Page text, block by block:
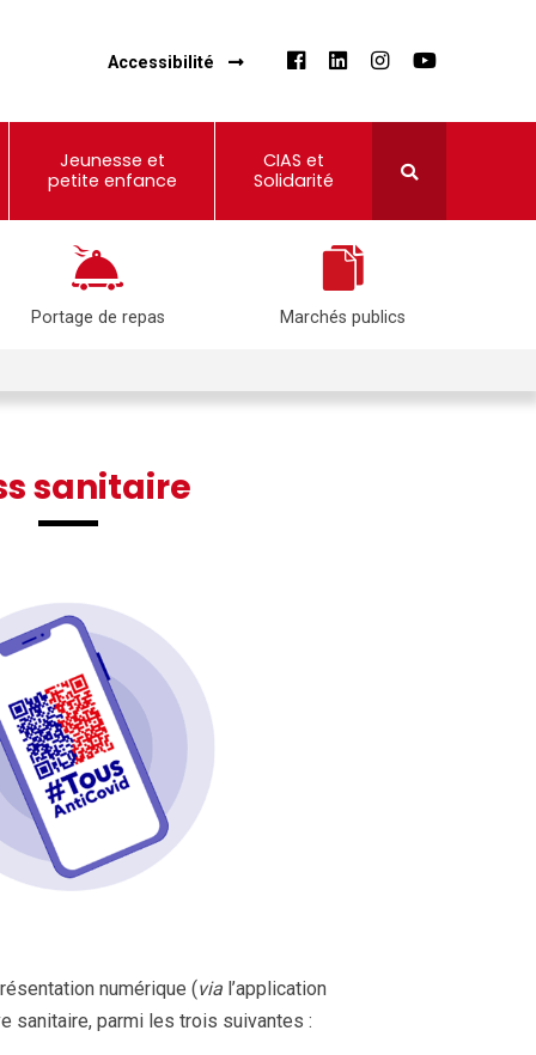
Accessibilité
Jeunesse et
petite enfance
CIAS et
Solidarité
Portage de repas Marchés publics
sanitaire
numérique (via l’application
sanitaire, parmi les trois suivantes :